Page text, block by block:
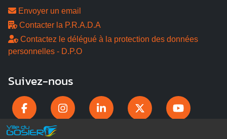
Envoyer un email
Contacter la P.R.A.D.A
Contactez le délégué à la protection des données
personnelles - D.P.O
Suivez-nous